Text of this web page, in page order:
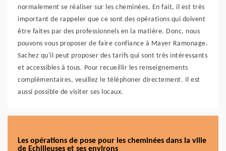
normalement se réaliser sur les cheminées. En fait, il est très
important de rappeler que ce sont des opérations qui doivent
être faites par des professionnels en la matière. Donc, nous
pouvons vous proposer de faire confiance à Mayer Ramonage.
Sachez qu'il peut proposer des tarifs qui sont très intéressants
et accessibles à tous. Pour recueillir les renseignements
complémentaires, veuillez le téléphoner directement. Il est
aussi possible de visiter ses locaux.
Les opérations de pose pour les cheminées dans la ville
de Echilleuses et ses environs